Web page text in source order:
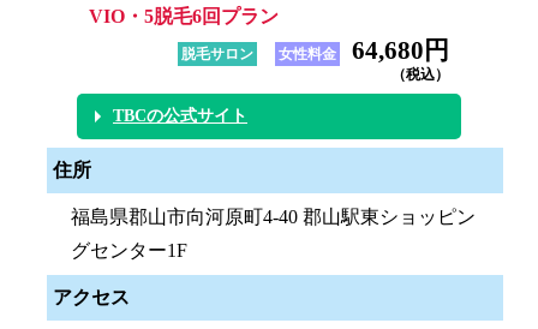
VIO・5脱毛6回プラン
脱毛サロン 女性料金 64,680円
（税込）
TBCの公式サイト
住所
福島県郡山市向河原町4-40 郡山駅東ショッピン
グセンター1F
アクセス